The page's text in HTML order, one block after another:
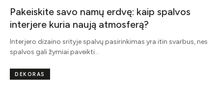
Pakeiskite savo namų erdvę: kaip spalvos
interjere kuria naują atmosferą?
Interjero dizaino srityje spalvų pasirinkimas yra itin svarbus, nes
spalvos gali žymiai paveikti…
DEKORAS